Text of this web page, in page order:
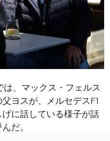
、マックス・フェルス
ヨスが、メルセデスF1
に話している様子が話
だ。